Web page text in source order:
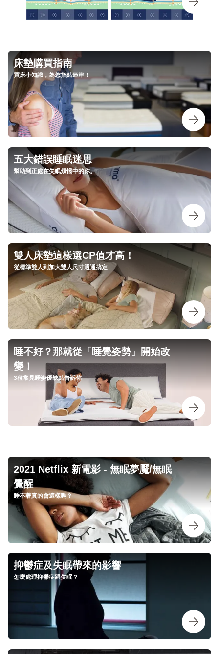
床墊購買指南
買床小知識，為您指點迷津！
五大錯誤睡眠迷思
幫助到正處在失眠煩惱中的你。
雙人床墊這樣選CP值才高！
從標準雙人到加大雙人尺寸通通搞定
睡不好？那就從「睡覺姿勢」開始改
變！
3種常見睡姿優缺點告訴你
2021 Netflix 新電影 - 無眠夢魘/無眠
覺醒
睡不著真的會這樣嗎？
抑鬱症及失眠帶來的影響
怎麼處理抑鬱症跟失眠？